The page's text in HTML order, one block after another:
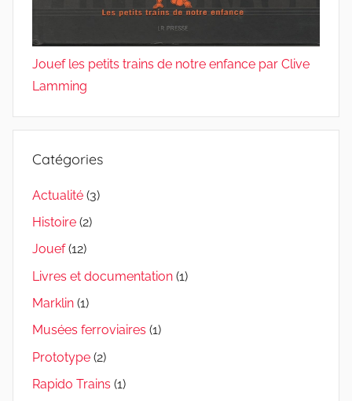
Jouef les petits trains de notre enfance par Clive
Lamming
Catégories
Actualité (3)
Histoire (2)
Jouef(12)
Livres et documentation (1)
Marklin (1)
Musées ferroviaires (1)
Prototype (2)
Rapido Trains (1)